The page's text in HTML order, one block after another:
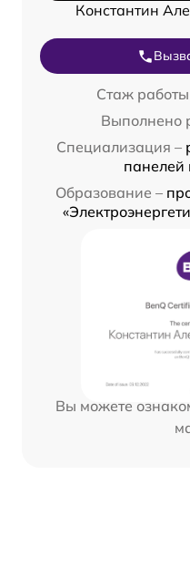
Константин
Стаж
Выполнено
Специализация –
панелей
Образование –
Вы можете